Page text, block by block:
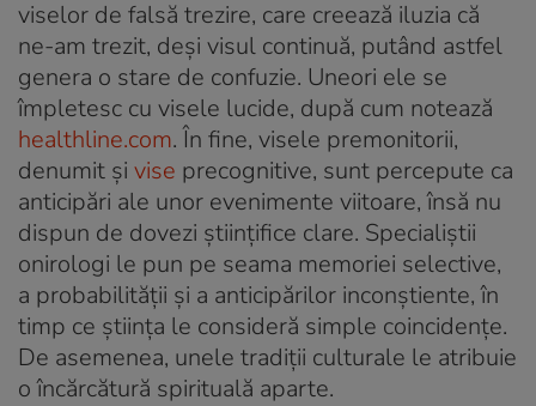
viselor de falsă trezire, care creează iluzia că
ne-am trezit, deși visul continuă, putând astfel
genera o stare de confuzie. Uneori ele se
împletesc cu visele lucide, după cum notează
healthline.com. În fine, visele premonitorii,
denumit și vise precognitive, sunt percepute ca
anticipări ale unor evenimente viitoare, însă nu
dispun de dovezi științifice clare. Specialiștii
onirologi le pun pe seama memoriei selective,
a probabilității și a anticipărilor inconștiente, în
timp ce știința le consideră simple coincidențe.
De asemenea, unele tradiții culturale le atribuie
o încărcătură spirituală aparte.